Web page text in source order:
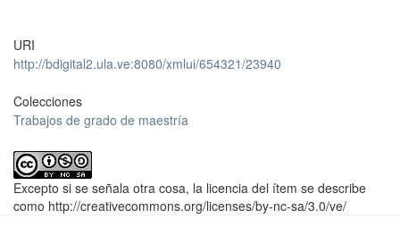
URI
http://bdigital2.ula.ve:8080/xmlui/654321/23940
Colecciones
Trabajos de grado de maestría
Excepto si se señala otra cosa, la licencia del ítem se describe
como http://creativecommons.org/licenses/by-nc-sa/3.0/ve/